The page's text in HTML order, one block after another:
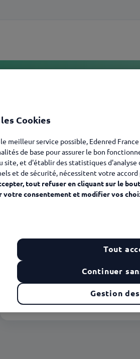
Ticket Service
clics, les solutions
Où peut-on utiliser les titres
Cookies
meilleur service possible, Edenred
de base pour assurer le bon
site, et d'établir des statistiques
et de sécurité, nécessitent votre accord
tout refuser en cliquant sur le
votre consentement et modifier vos
Gestion
Continuer
Tout